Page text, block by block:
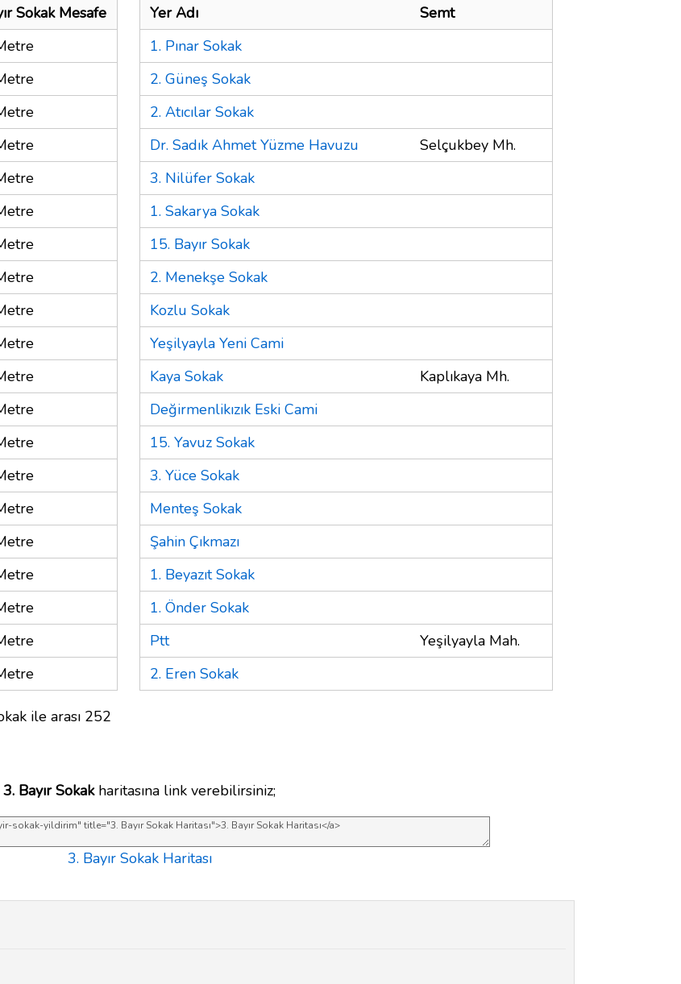
Sokak Mesafe
ile arası 252
Yer Adı
Semt
1. Pınar Sokak
2. Güneş Sokak
2. Atıcılar Sokak
Dr. Sadık Ahmet Yüzme Havuzu
Selçukbey Mh.
3. Nilüfer Sokak
1. Sakarya Sokak
15. Bayır Sokak
2. Menekşe Sokak
Kozlu Sokak
Yeşilyayla Yeni Cami
Kaya Sokak
Kaplıkaya Mh.
Değirmenlikızık Eski Cami
15. Yavuz Sokak
3. Yüce Sokak
Menteş Sokak
Şahin Çıkmazı
1. Beyazıt Sokak
1. Önder Sokak
Ptt
Yeşilyayla Mah.
2. Eren Sokak
3. Bayır Sokakharitasına link verebilirsiniz;
3. Bayır Sokak Haritası